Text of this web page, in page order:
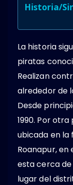
Historia/
La historia
piratas
Realizan
alrededor de
Desde
1990. Por
ubicada en la
Roanapur, en
esta cerca
lugar del